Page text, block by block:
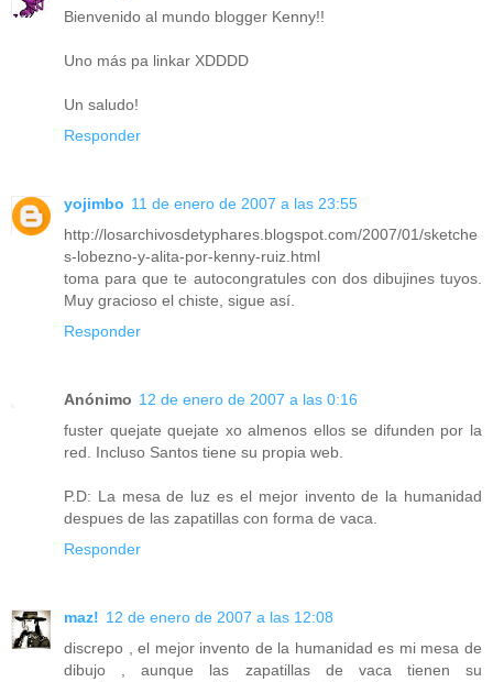
Bienvenido al mundo blogger Kenny!!
Uno más pa linkar XDDDD
Un saludo!
Responder
yojimbo 11 de enero de 2007 a las 23:55
http://losarchivosdetyphares.blogspot.com/2007/01/sketche
s-lobezno-y-alita-por-kenny-ruiz.html
toma para que te autocongratules con dos dibujines tuyos.
Muy gracioso el chiste, sigue así.
Responder
Anónimo 12 de enero de 2007 a las 0:16
fuster quejate quejate xo almenos ellos se difunden por la
red. Incluso Santos tiene su propia web.
P.D: La mesa de luz es el mejor invento de la humanidad
despues de las zapatillas con forma de vaca.
Responder
maz! 12 de enero de 2007 a las 12:08
discrepo , el mejor invento de la humanidad es mi mesa de
dibujo , aunque las zapatillas de vaca tienen su